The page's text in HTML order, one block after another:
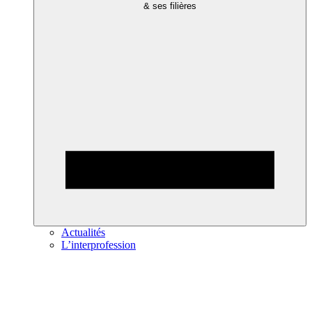
& ses filières
Actualités
L’interprofession